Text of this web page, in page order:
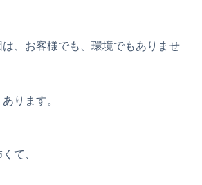
、お客様でも、環境でもありませ
ります。
て、